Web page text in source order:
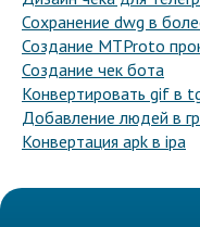
Сохранение dwg в
Создание MTProto
Создание чек бота
Конвертировать gif в
Добавление людей в
Конвертация apk в ipa